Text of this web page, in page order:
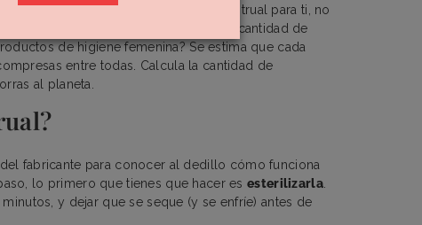
los beneficios de la copa menstrual para ti, no
. ¿Has calculado la cantidad de
de higiene femenina? Se estima que cada
entre todas. Calcula la cantidad de
al planeta.
fabricante para conocer al dedillo cómo funciona
lo primero que tienes que hacer esesterilizarla.
y dejar que se seque (y se enfríe) antes de